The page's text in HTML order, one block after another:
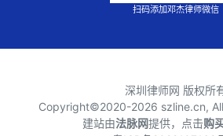
扫码添加邓杰律师微信
深圳律师网 版权所
Copyright©2020-2026 szline.cn,
建站由法脉网提供，点击购